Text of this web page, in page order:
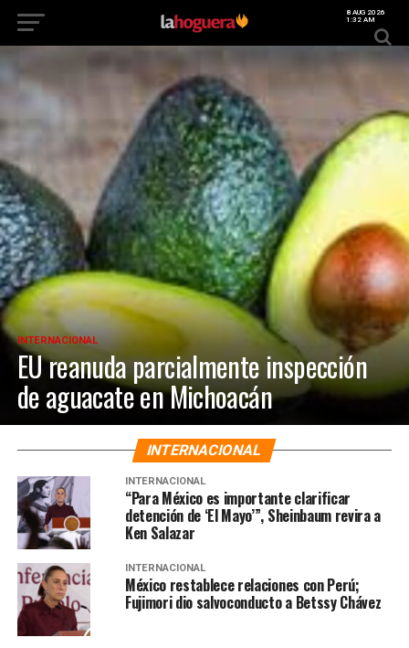
8 AUG 2026
1:32 AM
INTERNACIONAL
EU reanuda parcialmente inspección
de aguacate en Michoacán
INTERNACIONAL
INTERNACIONAL
“Para México es importante clarificar
detención de ‘El Mayo’”, Sheinbaum revira a
Ken Salazar
INTERNACIONAL
México restablece relaciones con Perú;
Fujimori dio salvoconducto a Betssy Chávez